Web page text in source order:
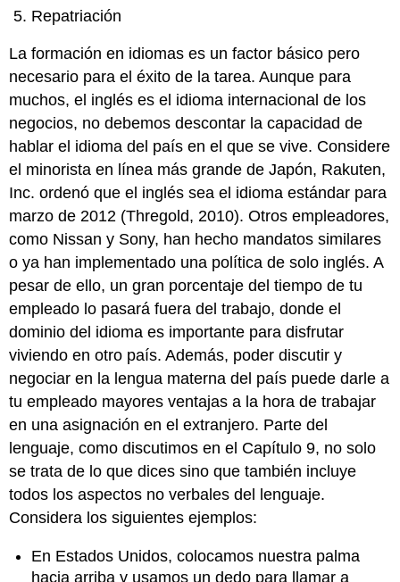
Repatriación
La formación en idiomas es un factor básico pero
necesario para el éxito de la tarea. Aunque para
muchos, el inglés es el idioma internacional de los
negocios, no debemos descontar la capacidad de
hablar el idioma del país en el que se vive. Considere
el minorista en línea más grande de Japón, Rakuten,
Inc. ordenó que el inglés sea el idioma estándar para
marzo de 2012 (Thregold, 2010). Otros empleadores,
como Nissan y Sony, han hecho mandatos similares
o ya han implementado una política de solo inglés. A
pesar de ello, un gran porcentaje del tiempo de tu
empleado lo pasará fuera del trabajo, donde el
dominio del idioma es importante para disfrutar
viviendo en otro país. Además, poder discutir y
negociar en la lengua materna del país puede darle a
tu empleado mayores ventajas a la hora de trabajar
en una asignación en el extranjero. Parte del
lenguaje, como discutimos en el Capítulo 9, no solo
se trata de lo que dices sino que también incluye
todos los aspectos no verbales del lenguaje.
Considera los siguientes ejemplos:
En Estados Unidos, colocamos nuestra palma
hacia arriba y usamos un dedo para llamar a